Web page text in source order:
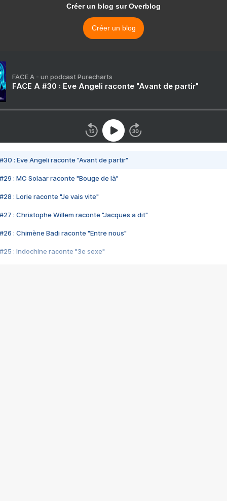
Créer un blog sur Overblog
Créer un blog
FACE A - un podcast Purecharts
FACE A #30 : Eve Angeli raconte "Avant de partir"
#30 : Eve Angeli raconte "Avant de partir"
#29 : MC Solaar raconte "Bouge de là"
#28 : Lorie raconte "Je vais vite"
#27 : Christophe Willem raconte "Jacques a dit"
#26 : Chimène Badi raconte "Entre nous"
#25 : Indochine raconte "3e sexe"